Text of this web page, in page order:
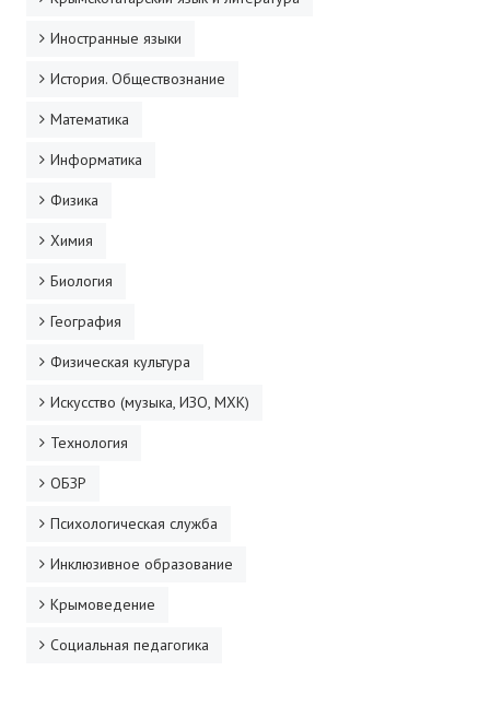
Иностранные языки
История. Обществознание
Математика
Информатика
Физика
Химия
Биология
География
Физическая культура
Искусство (музыка, ИЗО, МХК)
Технология
ОБЗР
Психологическая служба
Инклюзивное образование
Крымоведение
Социальная педагогика